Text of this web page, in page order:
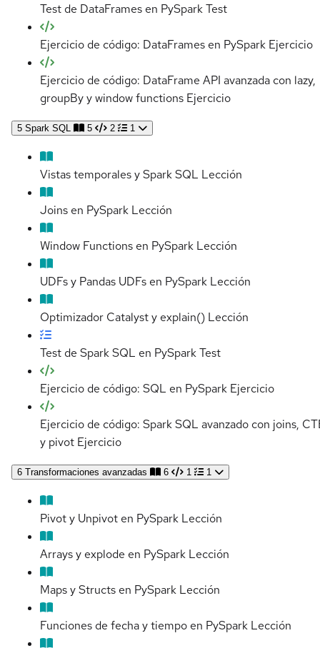
Test de DataFrames en PySparkTest
Ejercicio de código: DataFrames en PySpark Ejercicio
Ejercicio de código: DataFrame API avanzada con lazy,
groupBy y window functions Ejercicio
5 Spark SQL 5 2 1
Vistas temporales y Spark SQL Lección
Joins en PySpark Lección
Window Functions en PySpark Lección
UDFs y Pandas UDFs en PySpark Lección
Optimizador Catalyst y explain() Lección
Test de Spark SQL en PySparkTest
Ejercicio de código: SQL en PySpark Ejercicio
Ejercicio de código: Spark SQL avanzado con joins,
y pivot Ejercicio
6 Transformaciones avanzadas 6 1 1
Pivot y Unpivot en PySpark Lección
Arrays y explode en PySpark Lección
Maps y Structs en PySpark Lección
Funciones de fecha y tiempo en PySpark Lección